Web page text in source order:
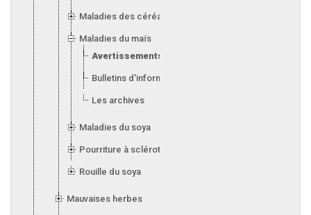
Maladies des céréales
Maladies du maïs
Avertissements
Bulletins d'information
Les archives
Maladies du soya
Pourriture à sclérotes
Rouille du soya
Mauvaises herbes